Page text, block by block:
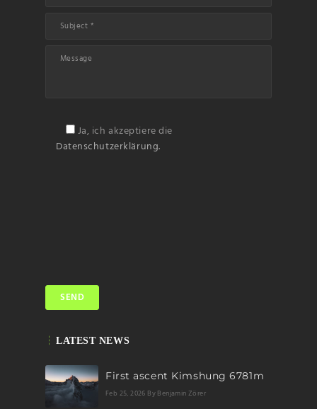
Ja, ich akzeptiere die
Datenschutzerklärung.
LATEST NEWS
First ascent Kimshung 6781m
Feb 25, 2026 By Benjamin Zörer